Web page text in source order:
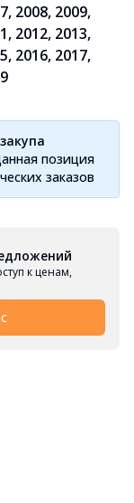
2008, 2009,
2012, 2013,
2016, 2017,
позиция
заказов
к ценам,